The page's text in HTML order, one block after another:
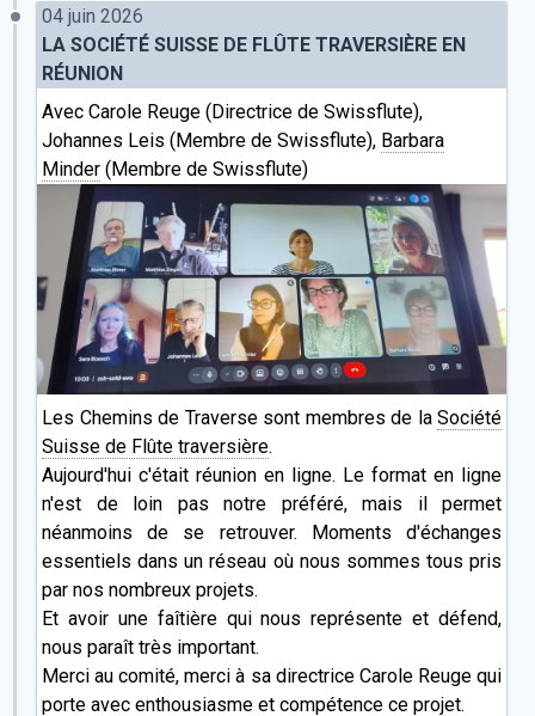
04 juin 2026
LA SOCIÉTÉ SUISSE DE FLÛTE TRAVERSIÈRE EN
RÉUNION
Avec Carole Reuge (Directrice de Swissflute),
Johannes Leis (Membre de Swissflute), Barbara
Minder (Membre de Swissflute)
Les Chemins de Traverse sont membres de laSociété
Suisse de Flûte traversière.
Aujourd'hui c'était réunion en ligne. Le format en ligne
n'est de loin pas notre préféré, mais il permet
néanmoins de se retrouver. Moments d'échanges
essentiels dans un réseau où nous sommes tous pris
par nos nombreux projets.
Et avoir une faîtière qui nous représente et défend,
nous paraît très important.
Merci au comité, merci à sa directrice Carole Reuge qui
porte avec enthousiasme et compétence ce projet.